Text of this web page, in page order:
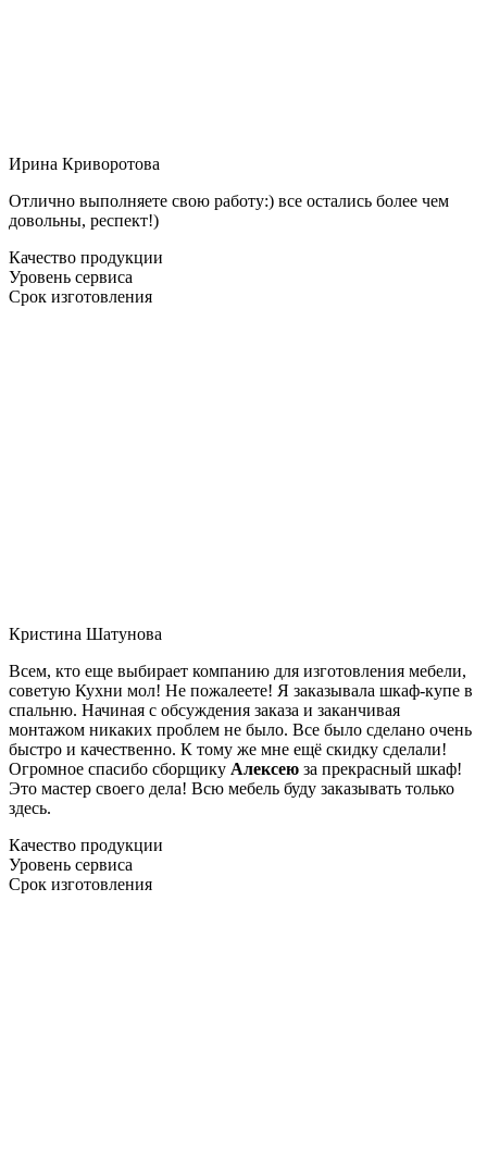
Ирина Криворотова
Отлично выполняете свою работу:) все остались более чем
довольны, респект!)
Качество продукции
Уровень сервиса
Срок изготовления
Кристина Шатунова
Всем, кто еще выбирает компанию для изготовления мебели,
советую Кухни мол! Не пожалеете! Я заказывала шкаф-купе в
спальню. Начиная с обсуждения заказа и заканчивая
монтажом никаких проблем не было. Все было сделано очень
быстро и качественно. К тому же мне ещё скидку сделали!
Огромное спасибо сборщику Алексею за прекрасный шкаф!
Это мастер своего дела! Всю мебель буду заказывать только
здесь.
Качество продукции
Уровень сервиса
Срок изготовления